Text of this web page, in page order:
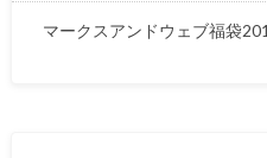
マークスアンドウェブ福袋